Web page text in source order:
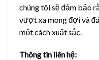
chúng tôi sẽ đảm bảo
vượt xa mong đợi và
một cách xuất sắc.
Thông tin liên hệ: